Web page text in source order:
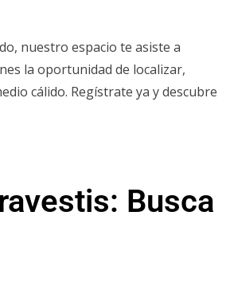
nuestro espacio te asiste a
la oportunidad de localizar,
cálido. Regístrate ya y descubre
Busca